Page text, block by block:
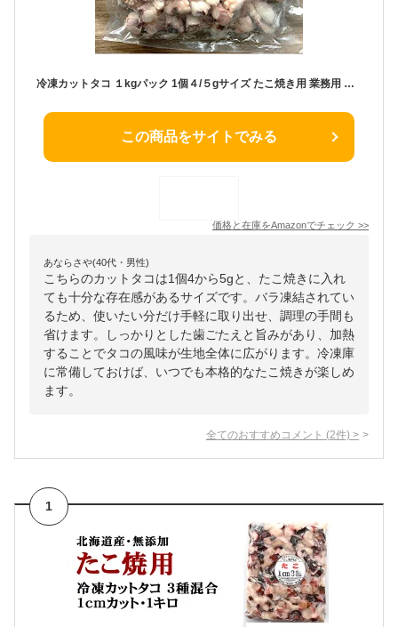
冷凍カットタコ １kgパック 1個４/５gサイズ たこ焼き用 業務用 足のみ 海鮮お好み焼き 唐揚げ ぶつカット 生タコ
この商品をサイトでみる
価格と在庫をAmazonでチェック >>
あならさや(40代・男性)
こちらのカットタコは1個4から5gと、たこ焼きに入れ
ても十分な存在感があるサイズです。バラ凍結されてい
るため、使いたい分だけ手軽に取り出せ、調理の手間も
省けます。しっかりとした歯ごたえと旨みがあり、加熱
することでタコの風味が生地全体に広がります。冷凍庫
に常備しておけば、いつでも本格的なたこ焼きが楽しめ
ます。
全てのおすすめコメント (2件) >
1